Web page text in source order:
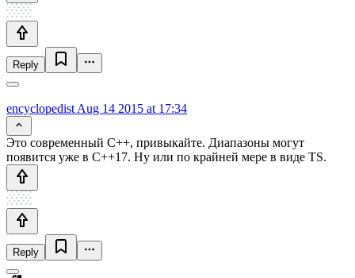
Reply
encyclopedist Aug 14 2015 at 17:34
Это современный C++, привыкайте. Диапазоны могут
появится уже в С++17. Ну или по крайней мере в виде TS.
Reply